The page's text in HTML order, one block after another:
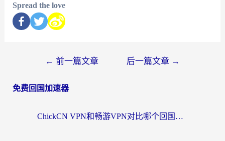
Spread the love
← 前一篇文章 后一篇文章 →
免费回国加速器
ChickCN VPN和畅游VPN对比哪个回国效果更好？海外党必看的回国加速器选择指南